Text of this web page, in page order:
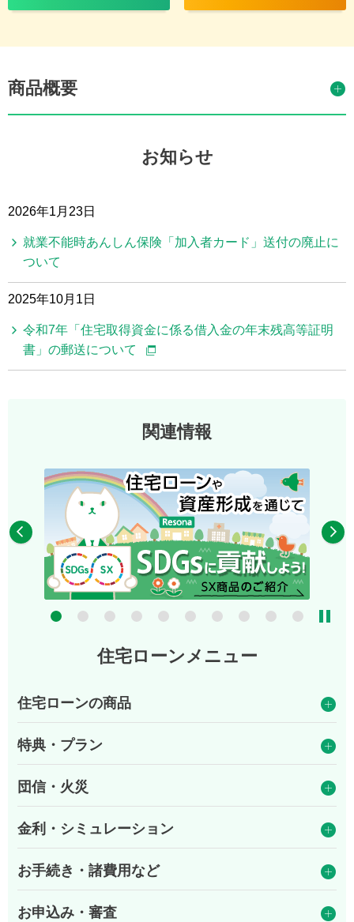
商品概要
お知らせ
2026年1月23日
就業不能時あんしん保険「加入者カード」送付の廃止に
ついて
2025年10月1日
令和7年「住宅取得資金に係る借入金の年末残高等証明
書」の郵送について
関連情報
10
住宅ローンメニュー
住宅ローンの商品
特典・プラン
団信・火災
金利・シミュレーション
お手続き・諸費用など
お申込み・審査